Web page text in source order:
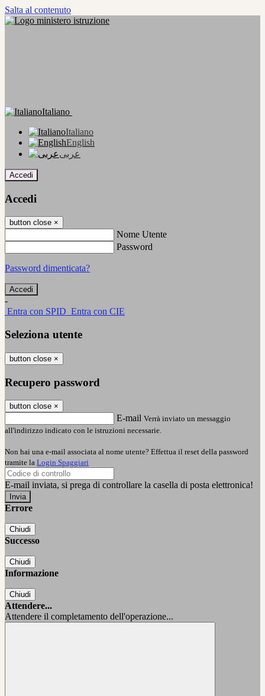
Salta al contenuto
Italiano
Italiano
English
عربى
Accedi
Accedi
button close ×
Nome Utente
Password
Password dimenticata?
-
Entra con SPID Entra con CIE
Seleziona utente
button close ×
Recupero password
button close ×
E-mail Verrà inviato un messaggio
all'indirizzo indicato con le istruzioni necessarie.
Non hai una e-mail associata al nome utente? Effettua il reset della password
tramite la Login Spaggiari
E-mail inviata, si prega di controllare la casella di posta elettronica!
Errore
Chiudi
Successo
Chiudi
Informazione
Chiudi
Attendere...
Attendere il completamento dell'operazione...